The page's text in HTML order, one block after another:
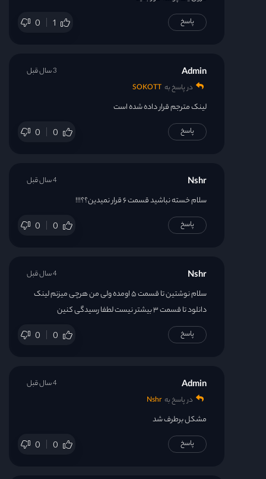
0 1 پاسخ
Admin
در پاسخ به SOKOTT
لینک مترجم قرار داده شده است
0 0
3 سال قبل
پاسخ
Nshr
سلام خسته نباشید قسمت ۶ قرار نمیدین؟؟!!!
0 0
4 سال قبل
پاسخ
Nshr
سلام نوشتین تا قسمت ۵ اومده ولی من هرچی میزنم لینک
دانلود تا قسمت ۳ بیشتر نیست لطفا رسیدگی کنین
0 0
4 سال قبل
پاسخ
Admin
در پاسخ به Nshr
مشکل برطرف شد
0 0
4 سال قبل
پاسخ